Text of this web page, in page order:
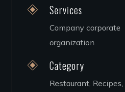
Services
Company corporate
organization
Category
Restaurant, Recipes,